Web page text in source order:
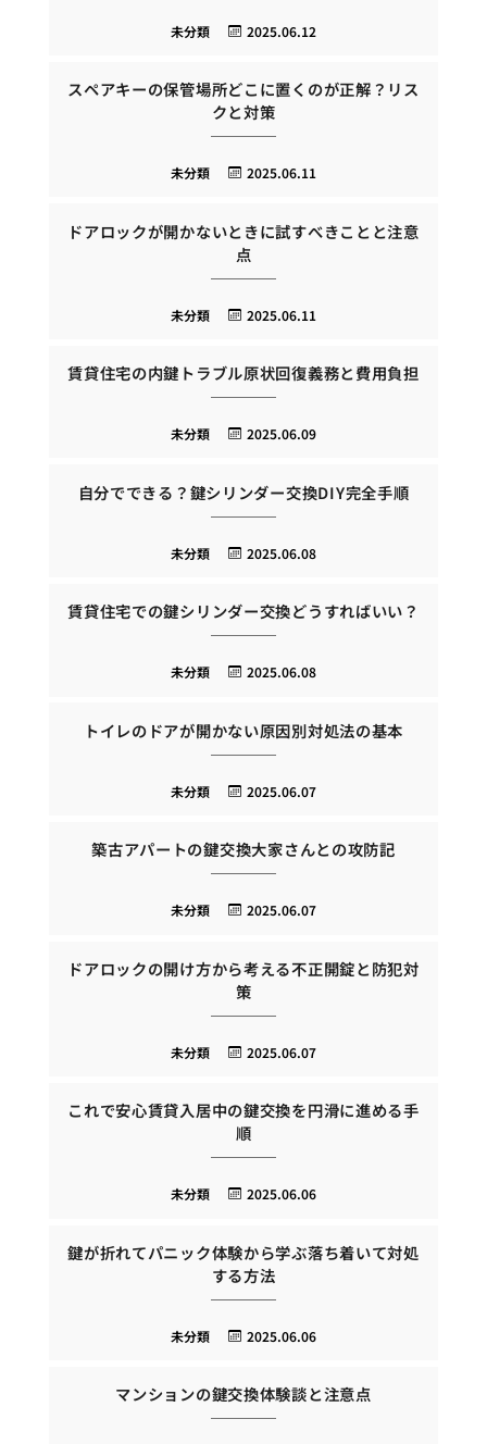
2025.06.12
未分類
スペアキーの保管場所どこに置くのが正解？リス
クと対策
2025.06.11
未分類
ドアロックが開かないときに試すべきことと注意
点
2025.06.11
未分類
賃貸住宅の内鍵トラブル原状回復義務と費用負担
2025.06.09
未分類
自分でできる？鍵シリンダー交換DIY完全手順
2025.06.08
未分類
賃貸住宅での鍵シリンダー交換どうすればいい？
2025.06.08
未分類
トイレのドアが開かない原因別対処法の基本
2025.06.07
未分類
築古アパートの鍵交換大家さんとの攻防記
2025.06.07
未分類
ドアロックの開け方から考える不正開錠と防犯対
策
2025.06.07
未分類
これで安心賃貸入居中の鍵交換を円滑に進める手
順
2025.06.06
未分類
鍵が折れてパニック体験から学ぶ落ち着いて対処
する方法
2025.06.06
未分類
マンションの鍵交換体験談と注意点